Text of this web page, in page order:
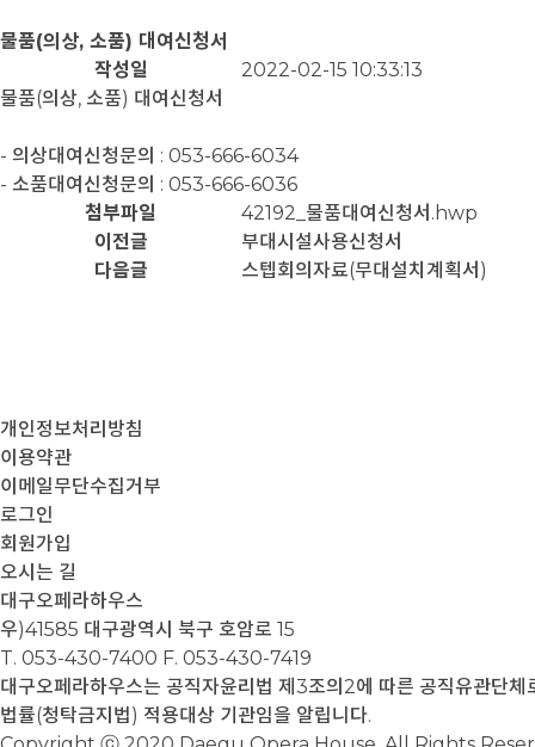
물품(의상, 소품) 대여신청서
작성일
2022-02-15 10:33:13
물품(의상, 소품) 대여신청서
- 의상대여신청문의 : 053-666-6034
- 소품대여신청문의 : 053-666-6036
첨부파일
42192_물품대여신청서.hwp
이전글
부대시설사용신청서
다음글
스텝회의자료(무대설치계획서)
개인정보처리방침
이용약관
이메일무단수집거부
로그인
회원가입
오시는 길
대구오페라하우스
우)41585 대구광역시 북구 호암로 15
T. 053-430-7400 F. 053-430-7419
대구오페라하우스는 공직자윤리법 제3조의2에 따른 공직유관단
법률(청탁금지법) 적용대상 기관임을 알립니다.